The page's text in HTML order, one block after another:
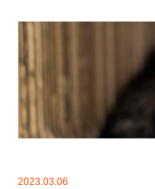
2023.03.06